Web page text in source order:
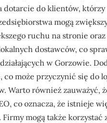
do klientów,
mogą
ruchu na stronie
dostawców, co
w Gorzowie.
może przyczynić się do
Warto również zauważyć,
co oznacza, że istnieje
mogą także korzystać